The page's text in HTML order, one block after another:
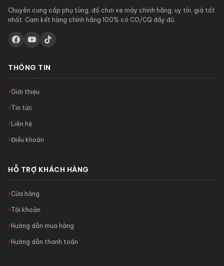
Chuyên cung cấp phụ tùng, đồ chơi xe máy chính hãng, uy tín, giá tốt
nhất. Cam kết hàng chính hãng 100% có CO/CQ đầy đủ.
THÔNG TIN
Giới thiệu
Tin tức
Liên hệ
Điều khoản
HỖ TRỢ KHÁCH HÀNG
Cửa hàng
Tài khoản
Hướng dẫn mua hàng
Hướng dẫn thanh toán